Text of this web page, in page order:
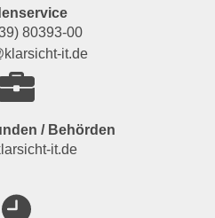
80393-00
it.de
/ Behörden
it.de